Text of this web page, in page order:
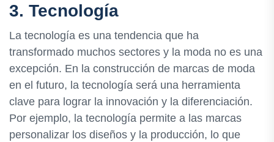
3. Tecnología
La tecnología es una tendencia que ha
transformado muchos sectores y la moda no es una
excepción. En la construcción de marcas de moda
en el futuro, la tecnología será una herramienta
clave para lograr la innovación y la diferenciación.
Por ejemplo, la tecnología permite a las marcas
personalizar los diseños y la producción, lo que